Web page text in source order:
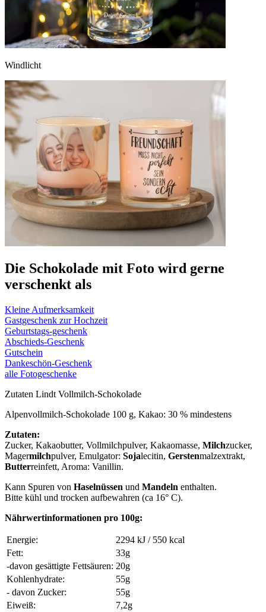
Windlicht
Die Schokolade mit Foto wird gerne
verschenkt als
Kleine Aufmerksamkeit
Gastgeschenk zur Hochzeit
Geburtstags-geschenk
Abschieds-Geschenk
Gutschein
Dankeschön-Geschenk
alle Fotogeschenke
Zutaten Lindt Vollmilch-Schokolade
Alpenvollmilch-Schokolade 100 g, Kakao: 30 % mindestens
Zutaten:
Zucker, Kakaobutter, Vollmilchpulver, Kakaomasse, Milchzucker,
Magermilchpulver, Emulgator: Sojalecitin, Gerstenmalzextrakt,
Butterreinfett, Aroma: Vanillin.
Kann Spuren von Haselnüssen und Mandeln enthalten.
Bitte kühl und trocken aufbewahren (ca 16° C).
Nährwertinformationen pro 100g:
Energie:
2294 kJ / 550 kcal
Fett:
33g
-davon gesättigte Fettsäuren: 20g
Kohlenhydrate:
55g
- davon Zucker:
55g
Eiweiß:
7,2g